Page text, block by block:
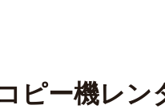
ピー機レン